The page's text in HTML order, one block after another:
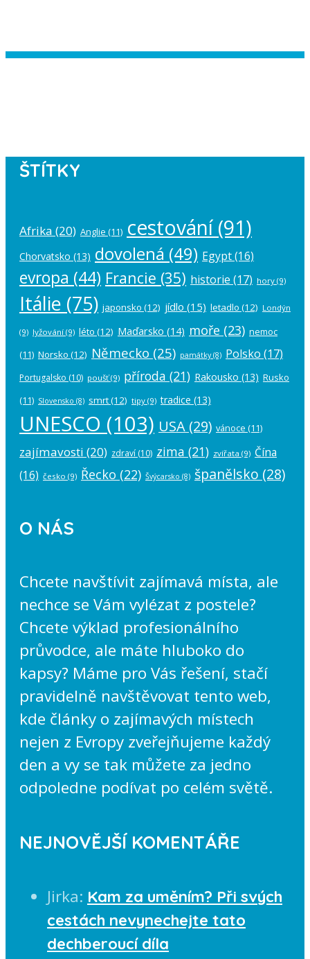
ŠTÍTKY
Afrika (20) Anglie (11) cestování(91)
Chorvatsko (13) dovolená (49) Egypt(16)
evropa (44) Francie (35) historie (17) hory (9)
Itálie (75) japonsko (12) jídlo (15) letadlo (12) Londýn
(9) lyžování (9) léto (12) Maďarsko (14) moře (23) nemoc
(11) Norsko (12) Německo (25) památky(8) Polsko (17)
Portugalsko (10) poušť(9) příroda (21) Rakousko (13) Rusko
(11) Slovensko (8) smrt(12) tipy (9) tradice (13)
UNESCO (103) USA (29) vánoce (11)
zajímavosti (20) zdraví (10) zima (21) zvířata (9) Čína
(16) česko (9) Řecko (22) Švýcarsko (8) španělsko (28)
O NÁS
Chcete navštívit zajímavá místa, ale
nechce se Vám vylézat z postele?
Chcete výklad profesionálního
průvodce, ale máte hluboko do
kapsy? Máme pro Vás řešení, stačí
pravidelně navštěvovat tento web,
kde články o zajímavých místech
nejen z Evropy zveřejňujeme každý
den a vy se tak můžete za jedno
odpoledne podívat po celém světě.
NEJNOVĚJŠÍ KOMENTÁŘE
Jirka: Kam za uměním? Při svých
cestách nevynechejte tato
dechberoucí díla